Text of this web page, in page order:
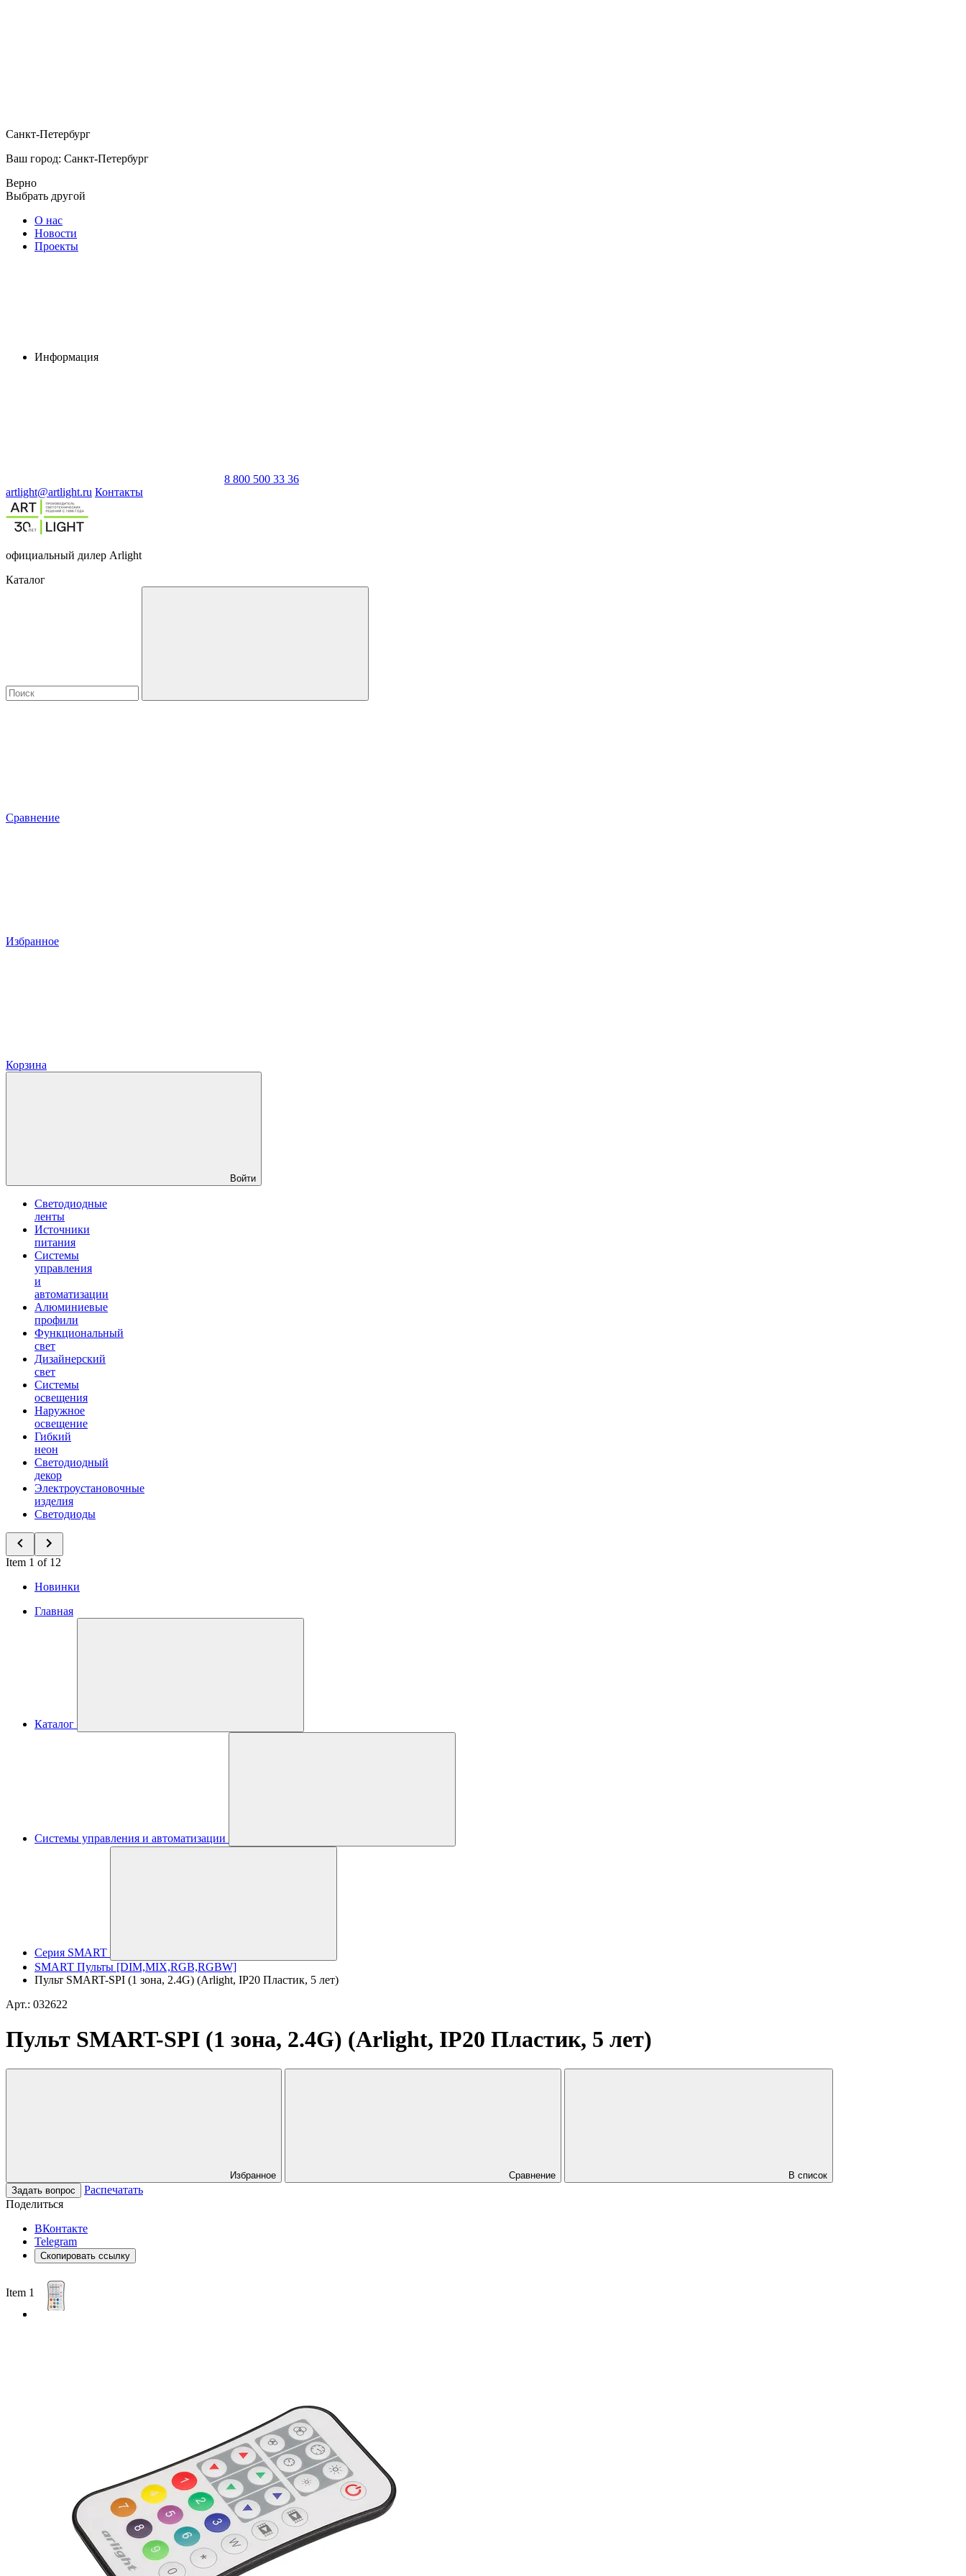
Санкт-Петербург
Ваш город: Санкт-Петербург
Верно
Выбрать другой
О нас
Новости
Проекты
Информация
8 800 500 33 36
artlight@artlight.ru Контакты
официальный дилер Arlight
Каталог
Сравнение
Избранное
Корзина
Войти
Светодиодные
ленты
Источники
питания
Системы
управления
и
автоматизации
Алюминиевые
профили
Функциональный
свет
Дизайнерский
свет
Системы
освещения
Наружное
освещение
Гибкий
неон
Светодиодный
декор
Электроустановочные
изделия
Светодиоды
Item 1 of 12
Новинки
Главная
Каталог
Системы управления и автоматизации
Серия SMART
SMART Пульты [DIM,MIX,RGB,RGBW]
Пульт SMART-SPI (1 зона, 2.4G) (Arlight, IP20 Пластик, 5 лет)
Арт.: 032622
Пульт SMART-SPI (1 зона, 2.4G) (Arlight, IP20 Пластик, 5 лет)
Избранное Сравнение
В список
Задать вопрос
Распечатать
Поделиться
ВКонтакте
Telegram
Скопировать ссылку
Item 1 of 2